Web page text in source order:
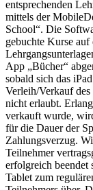
entsprechenden
mittels der
School“. Die
gebuchte Kurse
App „Bücher“
sobald sich das
Verleih/Verkauf
nicht erlaubt.
verkauft wurde,
für die Dauer der
Zahlungsverzug.
Teilnehmer
erfolgreich beendet
Tablet zum